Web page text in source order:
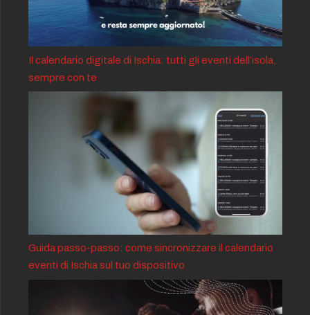
Il calendario digitale di Ischia: tutti gli eventi dell’isola,
sempre con te
Guida passo-passo: come sincronizzare il calendario
eventi di Ischia sul tuo dispositivo